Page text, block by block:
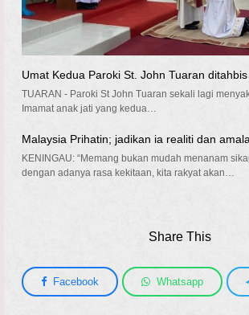
Umat Kedua Paroki St. John Tuaran
TUARAN - Paroki St John Tuaran sekali lagi
Imamat anak jati yang kedua…
Malaysia Prihatin; jadikan ia realiti dan
KENINGAU: “Memang bukan mudah menanam
dengan adanya rasa kekitaan, kita rakyat akan…
Share This
Facebook Whatsapp